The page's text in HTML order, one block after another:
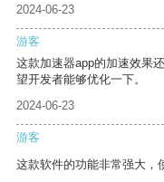
2024-06-23
游客
这款加速器app的加速效果
望开发者能够优化一下。
2024-06-23
游客
这款软件的功能非常强大，